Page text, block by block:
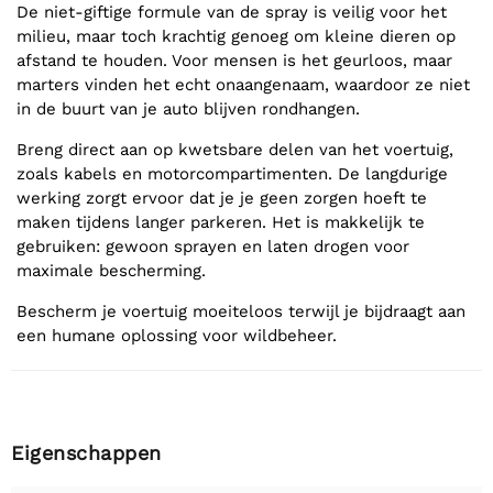
De niet-giftige formule van de spray is veilig voor het
milieu, maar toch krachtig genoeg om kleine dieren op
afstand te houden. Voor mensen is het geurloos, maar
marters vinden het echt onaangenaam, waardoor ze niet
in de buurt van je auto blijven rondhangen.
Breng direct aan op kwetsbare delen van het voertuig,
zoals kabels en motorcompartimenten. De langdurige
werking zorgt ervoor dat je je geen zorgen hoeft te
maken tijdens langer parkeren. Het is makkelijk te
gebruiken: gewoon sprayen en laten drogen voor
maximale bescherming.
Bescherm je voertuig moeiteloos terwijl je bijdraagt aan
een humane oplossing voor wildbeheer.
Eigenschappen